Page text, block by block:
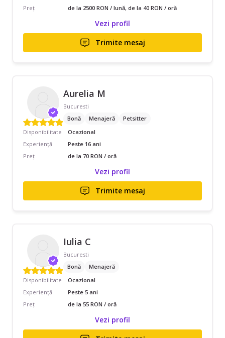
Preț
de la 2500 RON / lună, de la 40 RON / oră
Vezi profil
Trimite mesaj
Aurelia M
Bucuresti
Bonă
Menajeră
Petsitter
Disponibilitate
Ocazional
Experiență
Peste 16 ani
Preț
de la 70 RON / oră
Vezi profil
Trimite mesaj
Iulia C
Bucuresti
Bonă
Menajeră
Disponibilitate
Ocazional
Experiență
Peste 5 ani
Preț
de la 55 RON / oră
Vezi profil